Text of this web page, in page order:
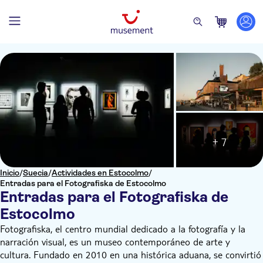
Inicio/Suecia/Actividades en Estocolmo/
Entradas para el Fotografiska de Estocolmo
Entradas para el Fotografiska de
Estocolmo
+ 7
Fotografiska, el centro mundial dedicado a la fotografía y la
narración visual, es un museo contemporáneo de arte y
cultura. Fundado en 2010 en una histórica aduana, se convirtió